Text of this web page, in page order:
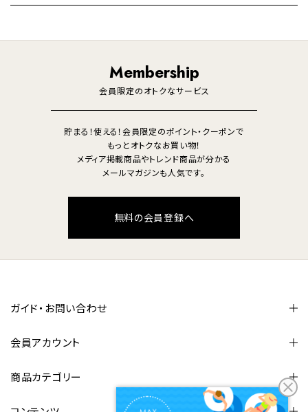
暖房機 掃除機
調理家電 生活家電
デスクライト
Membership
会員限定のオトクなサービス
貯まる！使える！会員限定のポイント・クーポンで
もっとオトクなお買い物！
メディア掲載商品やトレンド商品が分かる
メールマガジンも人気です。
無料の会員登録へ
ガイド・お問い合わせ
会員アカウント
商品カテゴリー